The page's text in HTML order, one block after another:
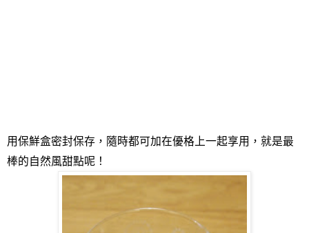
用保鮮盒密封保存，隨時都可加在優格上一起享用，就是最
棒的自然風甜點呢！